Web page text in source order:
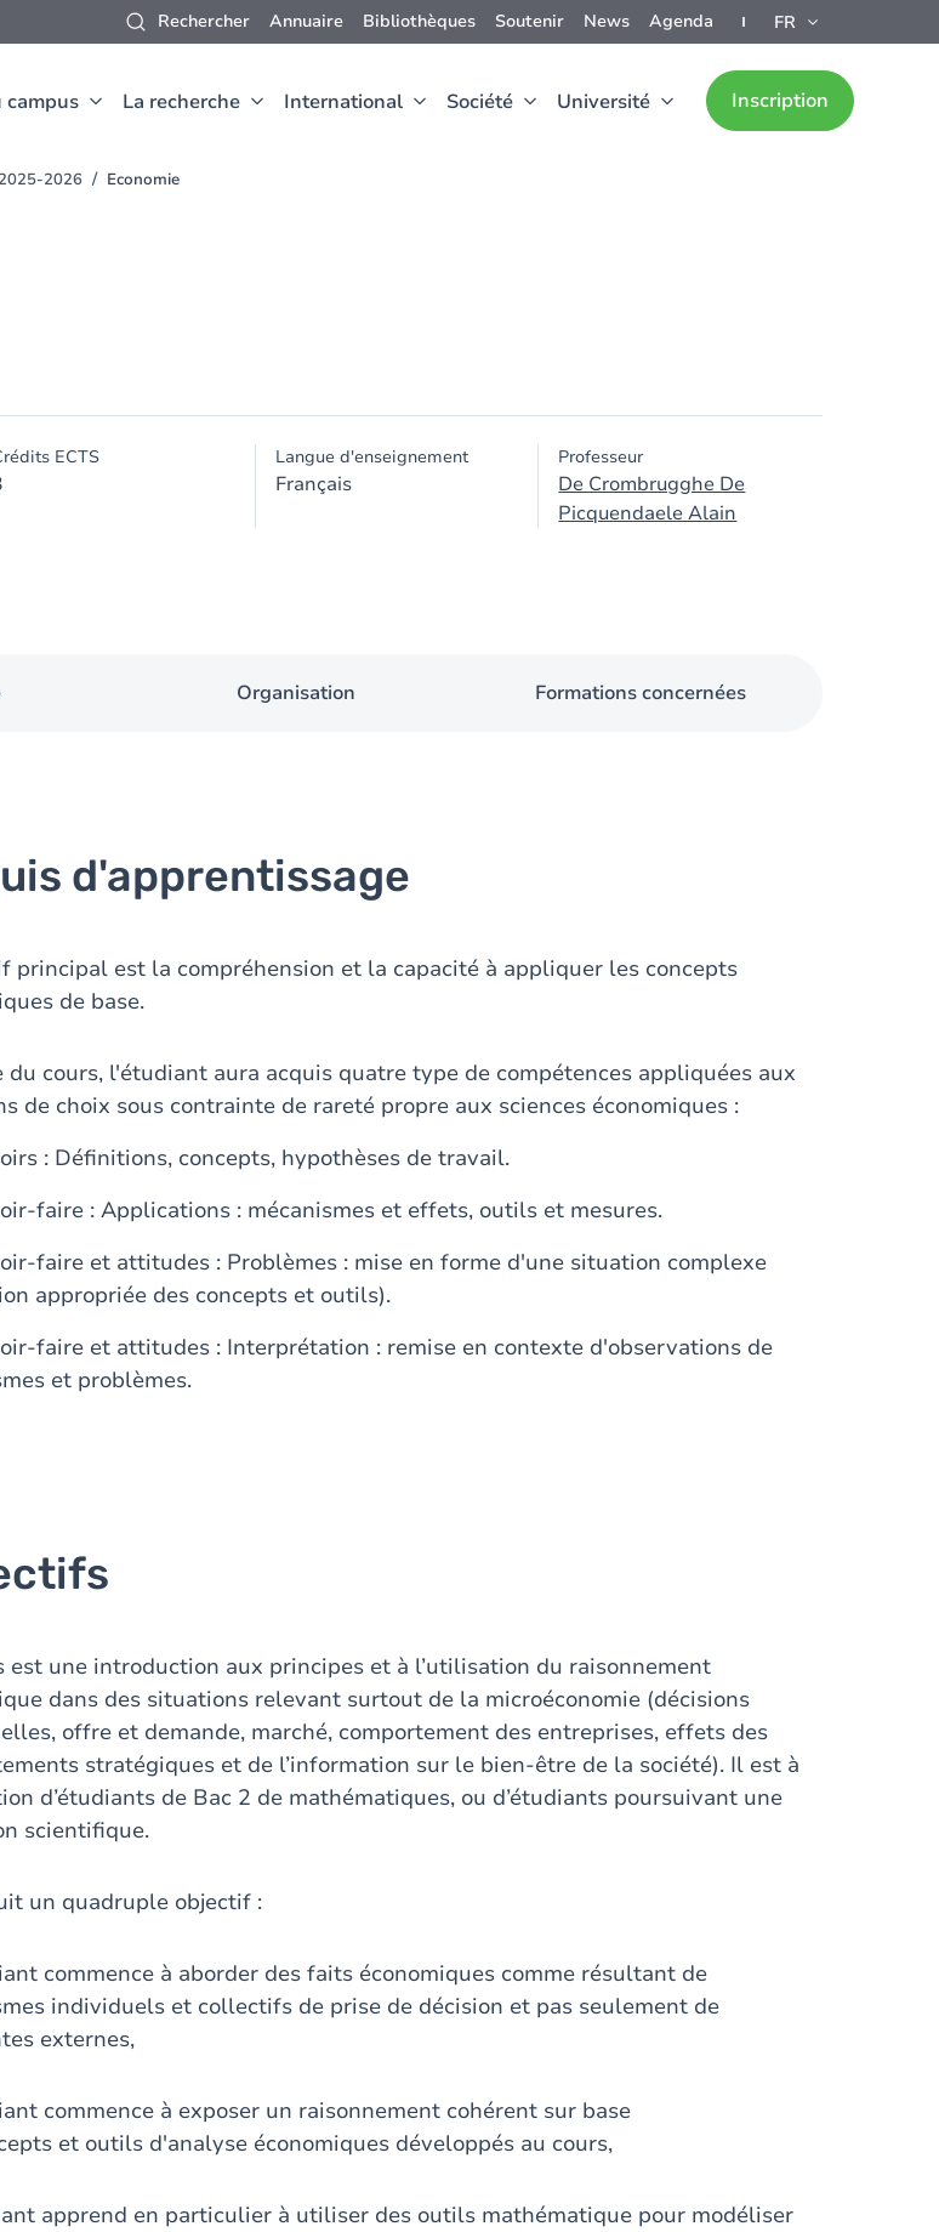
Rechercher Annuaire Bibliothèques Soutenir News Agenda FR
campus La recherche International Société Université Inscription
2026 Economie
ECTS Langue d'enseignement
Français
Professeur
De Crombrugghe De
Picquendaele Alain
Organisation Formations concernées
d'apprentissage
principal est la compréhension et la capacité à appliquer les concepts
de base.
du cours, l'étudiant aura acquis quatre type de compétences appliquées aux
de choix sous contrainte de rareté propre aux sciences économiques :
: Définitions, concepts, hypothèses de travail.
faire : Applications : mécanismes et effets, outils et mesures.
faire et attitudes : Problèmes : mise en forme d'une situation complexe
appropriée des concepts et outils).
faire et attitudes : Interprétation : remise en contexte d'observations de
et problèmes.
est une introduction aux principes et à l’utilisation du raisonnement
dans des situations relevant surtout de la microéconomie (décisions
offre et demande, marché, comportement des entreprises, effets des
stratégiques et de l’information sur le bien-être de la société). Il est à
d’étudiants de Bac 2 de mathématiques, ou d’étudiants poursuivant une
scientifique.
un quadruple objectif :
commence à aborder des faits économiques comme résultant de
individuels et collectifs de prise de décision et pas seulement de
externes,
commence à exposer un raisonnement cohérent sur base
et outils d'analyse économiques développés au cours,
apprend en particulier à utiliser des outils mathématique pour modéliser